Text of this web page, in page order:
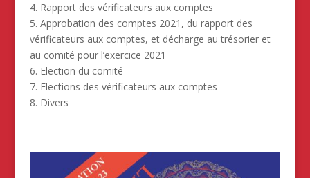
4. Rapport des vérificateurs aux comptes
5. Approbation des comptes 2021, du rapport des
vérificateurs aux comptes, et décharge au trésorier et
au comité pour l’exercice 2021
6. Election du comité
7. Elections des vérificateurs aux comptes
8. Divers